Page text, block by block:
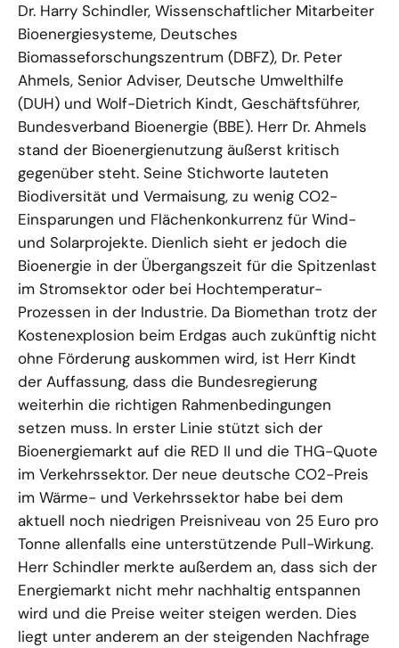
Dr. Harry Schindler, Wissenschaftlicher Mitarbeiter
Bioenergiesysteme, Deutsches
Biomasseforschungszentrum (DBFZ), Dr. Peter
Ahmels, Senior Adviser, Deutsche Umwelthilfe
(DUH) und Wolf-Dietrich Kindt, Geschäftsführer,
Bundesverband Bioenergie (BBE). Herr Dr. Ahmels
stand der Bioenergienutzung äußerst kritisch
gegenüber steht. Seine Stichworte lauteten
Biodiversität und Vermaisung, zu wenig CO2-
Einsparungen und Flächenkonkurrenz für Wind-
und Solarprojekte. Dienlich sieht er jedoch die
Bioenergie in der Übergangszeit für die Spitzenlast
im Stromsektor oder bei Hochtemperatur-
Prozessen in der Industrie. Da Biomethan trotz der
Kostenexplosion beim Erdgas auch zukünftig nicht
ohne Förderung auskommen wird, ist Herr Kindt
der Auffassung, dass die Bundesregierung
weiterhin die richtigen Rahmenbedingungen
setzen muss. In erster Linie stützt sich der
Bioenergiemarkt auf die RED II und die THG-Quote
im Verkehrssektor. Der neue deutsche CO2-Preis
im Wärme- und Verkehrssektor habe bei dem
aktuell noch niedrigen Preisniveau von 25 Euro pro
Tonne allenfalls eine unterstützende Pull-Wirkung.
Herr Schindler merkte außerdem an, dass sich der
Energiemarkt nicht mehr nachhaltig entspannen
wird und die Preise weiter steigen werden. Dies
liegt unter anderem an der steigenden Nachfrage